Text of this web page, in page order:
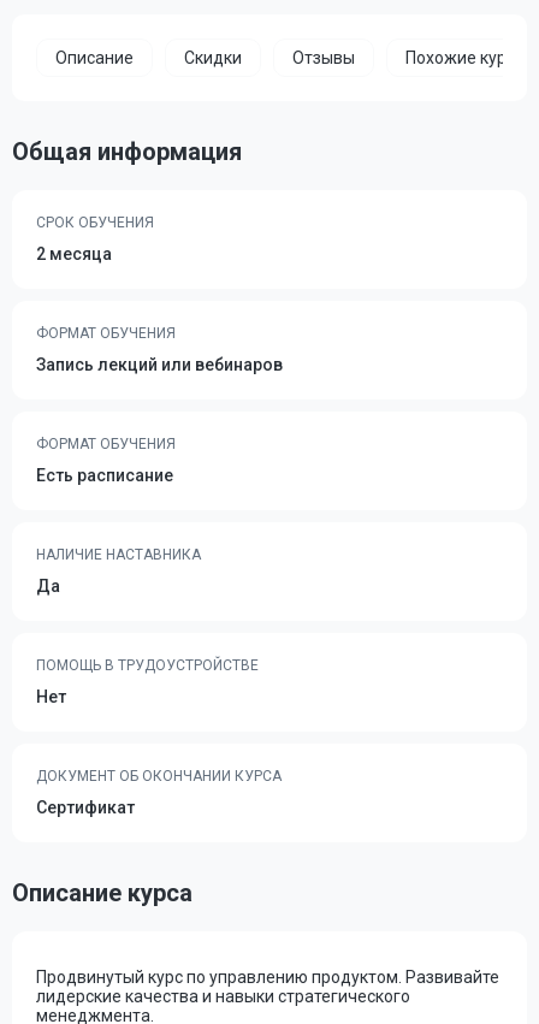
Описание Скидки Отзывы Похожие курсы
Общая информация
СРОК ОБУЧЕНИЯ
2 месяца
ФОРМАТ ОБУЧЕНИЯ
Запись лекций или вебинаров
ФОРМАТ ОБУЧЕНИЯ
Есть расписание
НАЛИЧИЕ НАСТАВНИКА
Да
ПОМОЩЬ В ТРУДОУСТРОЙСТВЕ
Нет
ДОКУМЕНТ ОБ ОКОНЧАНИИ КУРСА
Сертификат
Описание курса
Продвинутый курс по управлению продуктом. Развивайте
лидерские качества и навыки стратегического
менеджмента.